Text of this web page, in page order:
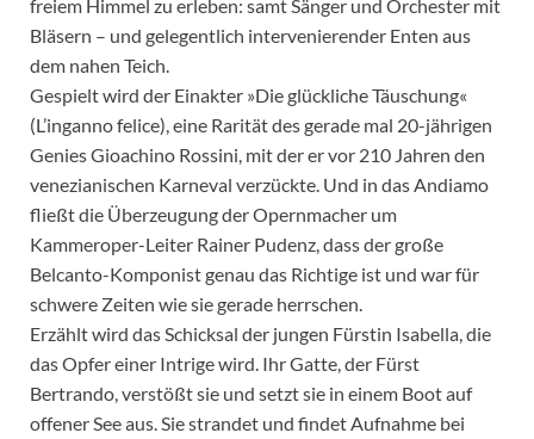
freiem Himmel zu erleben: samt Sänger und Orchester mit
Bläsern – und gelegentlich intervenierender Enten aus
dem nahen Teich.
Gespielt wird der Einakter »Die glückliche Täuschung«
(L’inganno felice), eine Rarität des gerade mal 20-jährigen
Genies Gioachino Rossini, mit der er vor 210 Jahren den
venezianischen Karneval verzückte. Und in das Andiamo
fließt die Überzeugung der Opernmacher um
Kammeroper-Leiter Rainer Pudenz, dass der große
Belcanto-Komponist genau das Richtige ist und war für
schwere Zeiten wie sie gerade herrschen.
Erzählt wird das Schicksal der jungen Fürstin Isabella, die
das Opfer einer Intrige wird. Ihr Gatte, der Fürst
Bertrando, verstößt sie und setzt sie in einem Boot auf
offener See aus. Sie strandet und findet Aufnahme bei